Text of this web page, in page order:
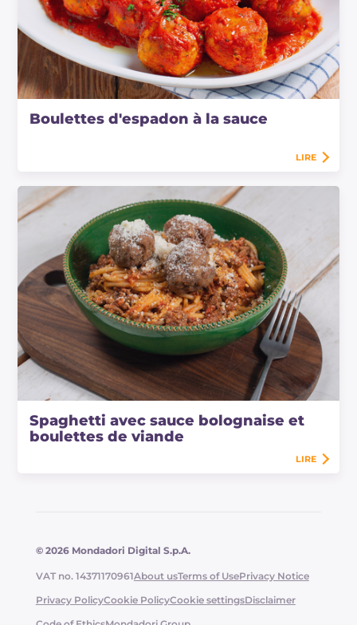
Boulettes d'espadon à la sauce
LIRE
Spaghetti avec sauce bolognaise et
boulettes de viande
LIRE
© 2026 Mondadori Digital S.p.A.
VAT no. 14371170961About usTerms of UsePrivacy Notice
Privacy PolicyCookie PolicyCookie settingsDisclaimer